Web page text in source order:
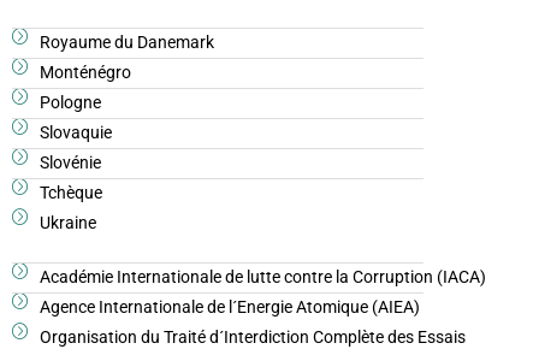
Royaume du Danemark
Monténégro
Pologne
Slovaquie
Slovénie
Tchèque
Ukraine
Académie Internationale de lutte contre la Corruption (IACA)
Agence Internationale de l´Energie Atomique (AIEA)
Organisation du Traité d´Interdiction Complète des Essais